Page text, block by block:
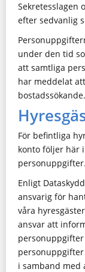
Sekretesslagen
efter sedvanlig
under den tid
att samtliga
har meddelat
bostadssökande.
För befintliga
konto följer här
personuppgifter.
Enligt
ansvarig för
våra
ansvar att
personuppgifter
i samband med